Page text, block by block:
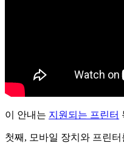
이 안내는 지원되는 프린터
첫째, 모바일 장치와 프린